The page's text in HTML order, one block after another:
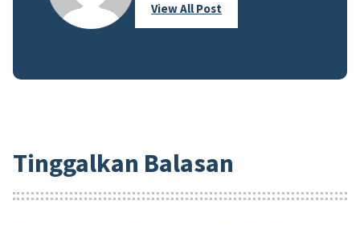
View All Post
Tinggalkan Balasan